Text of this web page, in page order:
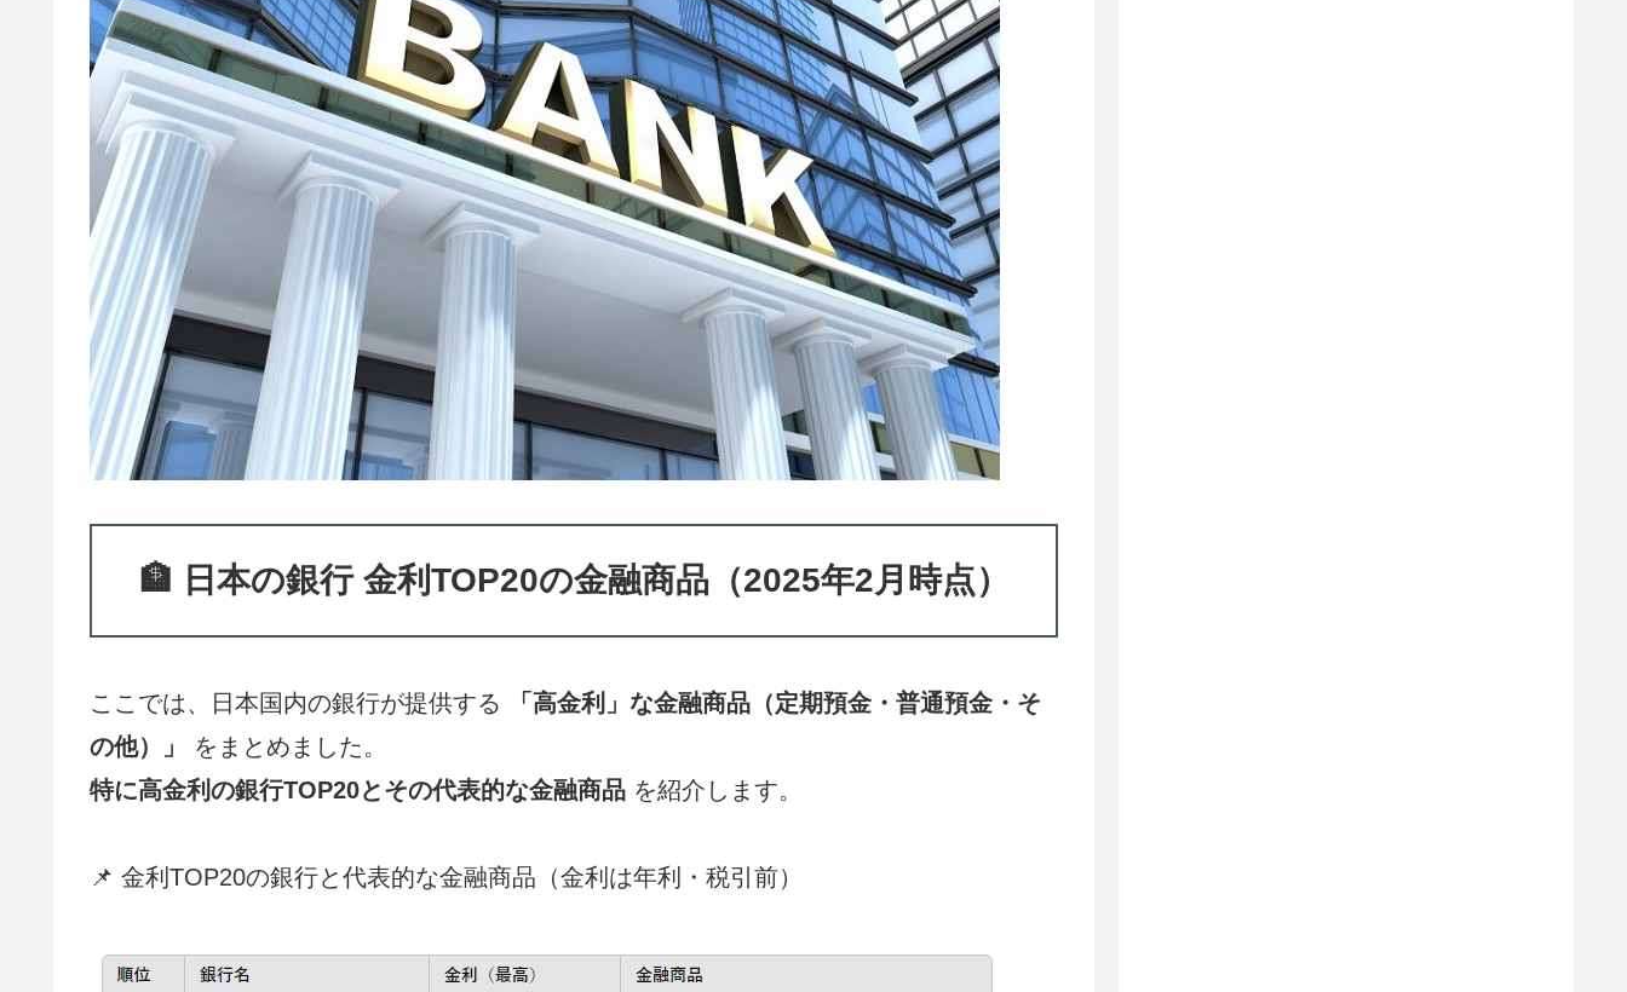
🏦 日本の銀行 金利TOP20の金融商品（2025年2月時点）
ここでは、日本国内の銀行が提供する
「高金利」な金融商品（定期預金・普通預金・そ
の他）」
をまとめました。
特に高金利の銀行TOP20とその代表的な金融商品 を紹介します。
📌 金利TOP20の銀行と代表的な金融商品（金利は年利・税引前）